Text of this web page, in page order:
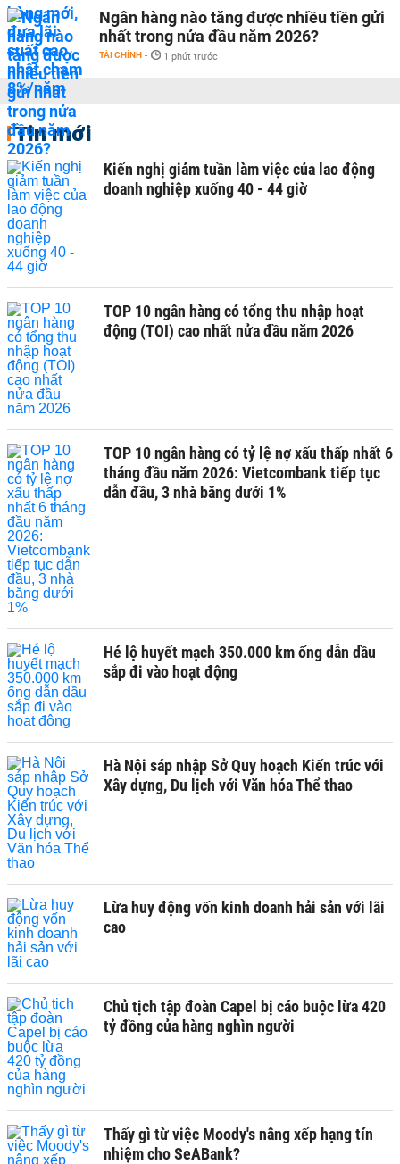
Ngân hàng nào tăng được nhiều tiền gửi
nhất trong nửa đầu năm 2026?
TÀI CHÍNH - 1 phút trước
Tin mới
Kiến nghị giảm tuần làm việc của lao động
doanh nghiệp xuống 40 - 44 giờ
TOP 10 ngân hàng có tổng thu nhập hoạt
động (TOI) cao nhất nửa đầu năm 2026
TOP 10 ngân hàng có tỷ lệ nợ xấu thấp nhất 6
tháng đầu năm 2026: Vietcombank tiếp tục
dẫn đầu, 3 nhà băng dưới 1%
Hé lộ huyết mạch 350.000 km ống dẫn dầu
sắp đi vào hoạt động
Hà Nội sáp nhập Sở Quy hoạch Kiến trúc với
Xây dựng, Du lịch với Văn hóa Thể thao
Lừa huy động vốn kinh doanh hải sản với lãi
cao
Chủ tịch tập đoàn Capel bị cáo buộc lừa 420
tỷ đồng của hàng nghìn người
Thấy gì từ việc Moody's nâng xếp hạng tín
nhiệm cho SeABank?